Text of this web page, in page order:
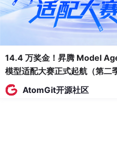
14.4 万奖金！昇腾 Model
模型适配大赛正式起航（第二
AtomGit开源社区